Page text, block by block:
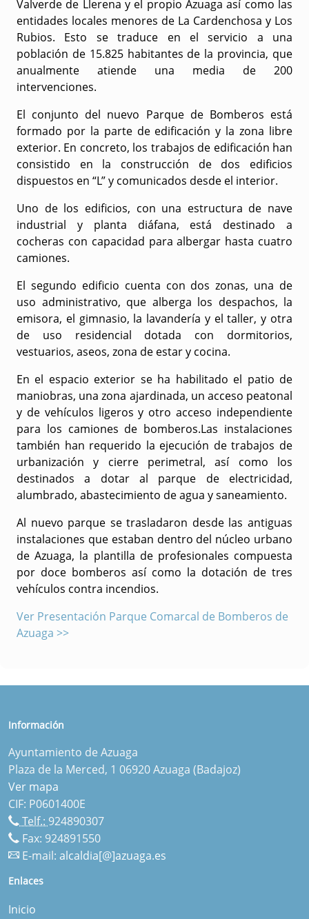
Valverde de Llerena y el propio Azuaga así como las
entidades locales menores de La Cardenchosa y Los
Rubios. Esto se traduce en el servicio a una
población de 15.825 habitantes de la provincia, que
anualmente atiende una media de 200
intervenciones.
El conjunto del nuevo Parque de Bomberos está
formado por la parte de edificación y la zona libre
exterior. En concreto, los trabajos de edificación han
consistido en la construcción de dos edificios
dispuestos en “L” y comunicados desde el interior.
Uno de los edificios, con una estructura de nave
industrial y planta diáfana, está destinado a
cocheras con capacidad para albergar hasta cuatro
camiones.
El segundo edificio cuenta con dos zonas, una de
uso administrativo, que alberga los despachos, la
emisora, el gimnasio, la lavandería y el taller, y otra
de uso residencial dotada con dormitorios,
vestuarios, aseos, zona de estar y cocina.
En el espacio exterior se ha habilitado el patio de
maniobras, una zona ajardinada, un acceso peatonal
y de vehículos ligeros y otro acceso independiente
para los camiones de bomberos.Las instalaciones
también han requerido la ejecución de trabajos de
urbanización y cierre perimetral, así como los
destinados a dotar al parque de electricidad,
alumbrado, abastecimiento de agua y saneamiento.
Al nuevo parque se trasladaron desde las antiguas
instalaciones que estaban dentro del núcleo urbano
de Azuaga, la plantilla de profesionales compuesta
por doce bomberos así como la dotación de tres
vehículos contra incendios.
Ver Presentación Parque Comarcal de Bomberos de
Azuaga >>
Información
Ayuntamiento de Azuaga
Plaza de la Merced, 1 06920 Azuaga (Badajoz)
Ver mapa
CIF: P0601400E
Telf.: 924890307
Fax: 924891550
E-mail: alcaldia[@]azuaga.es
Enlaces
Inicio